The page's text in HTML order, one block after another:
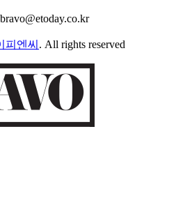
피엔씨 . All rights reserved